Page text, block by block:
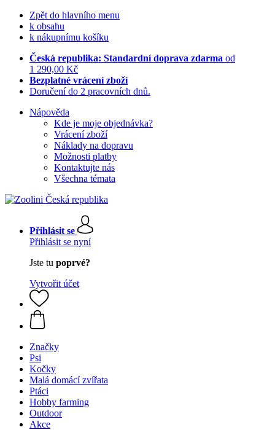
Zpět do hlavního menu
k obsahu
k nákupnímu košíku
Česká republika: Standardní doprava zdarma od
1 290,00 Kč
Bezplatné vrácení zboží
Doručení do 2 pracovních dnů.
Nápověda
Kde je moje objednávka?
Vrácení zboží
Náklady na dopravu
Možnosti platby
Kontaktujte nás
Všechna témata
Přihlásit se
Přihlásit se nyní
Jste tu poprvé?
Vytvořit účet
Značky
Psi
Kočky
Malá domácí zvířata
Ptáci
Hobby farming
Outdoor
Akce